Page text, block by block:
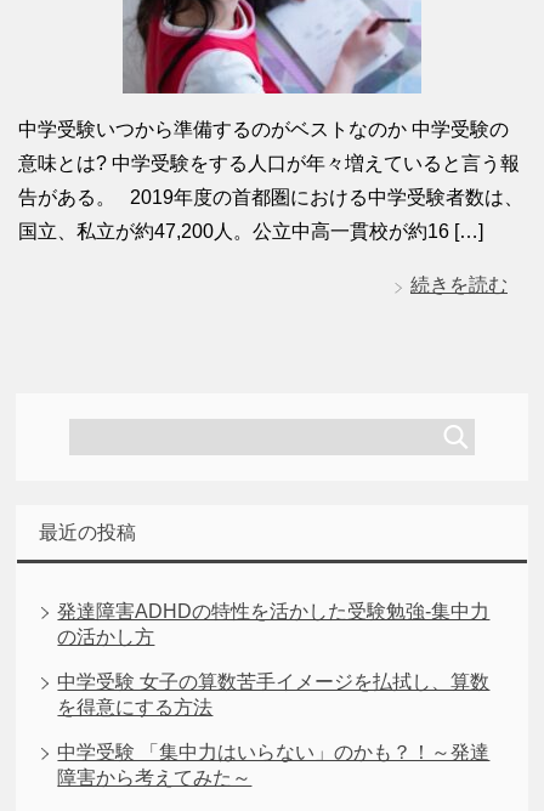
中学受験いつから準備するのがベストなのか 中学受験の
意味とは? 中学受験をする人口が年々増えていると言う報
告がある。 2019年度の首都圏における中学受験者数は、
国立、私立が約47,200人。公立中高一貫校が約16 […]
続きを読む
最近の投稿
発達障害ADHDの特性を活かした受験勉強-集中力
の活かし方
中学受験 女子の算数苦手イメージを払拭し、算数
を得意にする方法
中学受験 「集中力はいらない」のかも？！～発達
障害から考えてみた～